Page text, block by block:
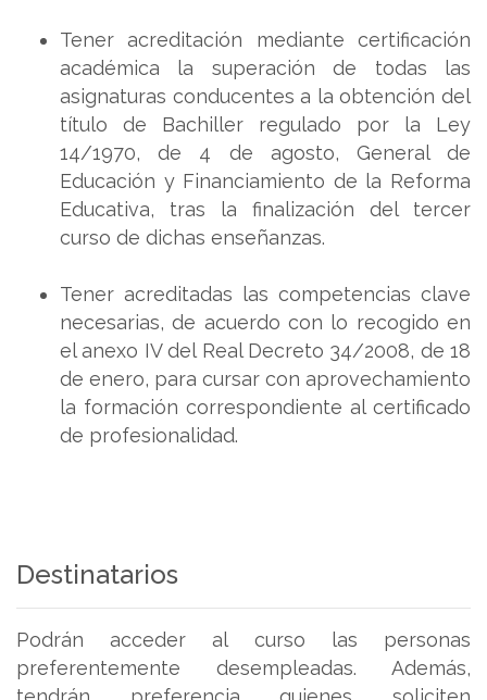
Tener acreditación mediante certificación
académica la superación de todas las
asignaturas conducentes a la obtención del
título de Bachiller regulado por la Ley
14/1970, de 4 de agosto, General de
Educación y Financiamiento de la Reforma
Educativa, tras la finalización del tercer
curso de dichas enseñanzas.
Tener acreditadas las competencias clave
necesarias, de acuerdo con lo recogido en
el anexo IV del Real Decreto 34/2008, de 18
de enero, para cursar con aprovechamiento
la formación correspondiente al certificado
de profesionalidad.
Destinatarios
Podrán acceder al curso las personas
preferentemente desempleadas. Además,